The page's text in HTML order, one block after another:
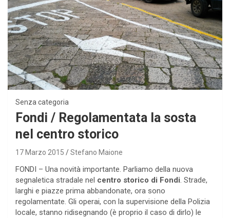
Senza categoria
Fondi / Regolamentata la sosta
nel centro storico
17 Marzo 2015 Stefano Maione
FONDI – Una novità importante. Parliamo della nuova
segnaletica stradale nel centro storico di Fondi. Strade,
larghi e piazze prima abbandonate, ora sono
regolamentate. Gli operai, con la supervisione della Polizia
locale, stanno ridisegnando (è proprio il caso di dirlo) le